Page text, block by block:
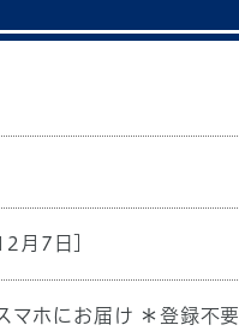
月7日]
マホにお届け ＊登録不要